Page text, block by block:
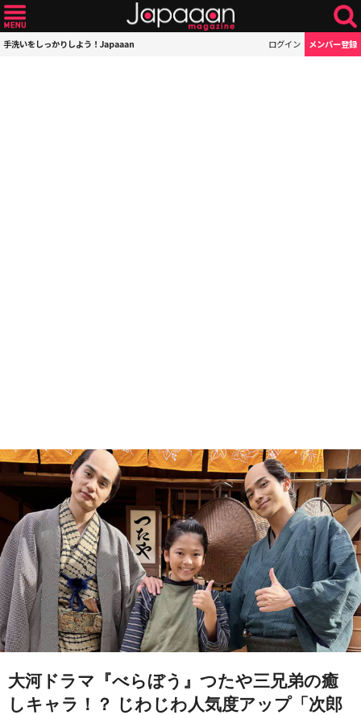
手洗いをしっかりしよう！Japaaan ログイン メンバー登録
大河ドラマ『べらぼう』つたや三兄弟の癒
しキャラ！？ じわじわ人気度アップ「次郎